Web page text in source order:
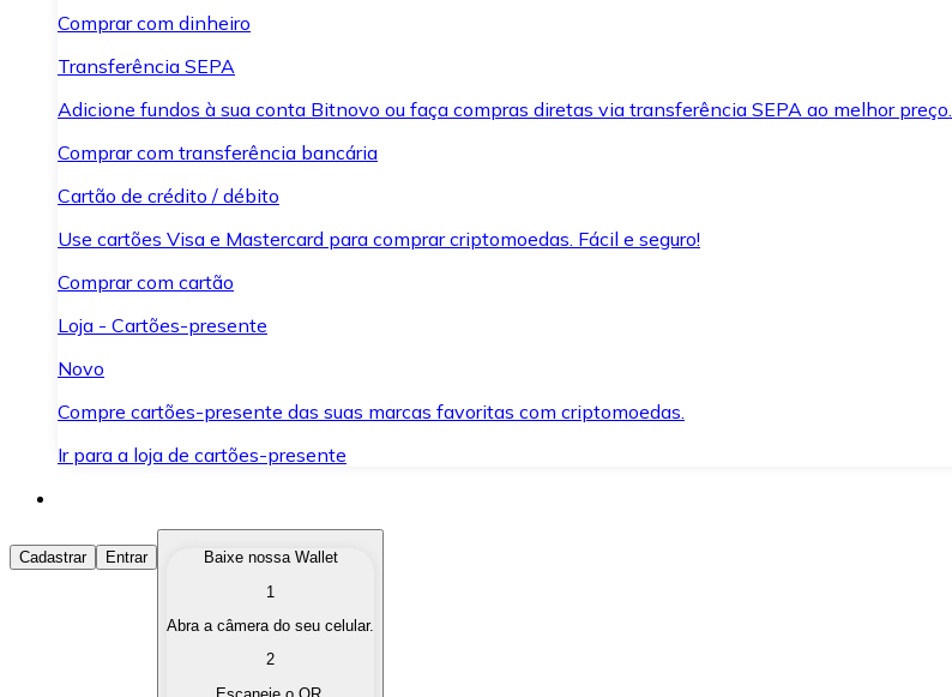
Comprar com dinheiro
Transferência SEPA
Adicione fundos à sua conta Bitnovo ou faça compras diretas via transferência SEPA ao melhor preço.
Comprar com transferência bancária
Cartão de crédito / débito
Use cartões Visa e Mastercard para comprar criptomoedas. Fácil e seguro!
Comprar com cartão
Loja - Cartões-presente
Novo
Compre cartões-presente das suas marcas favoritas com criptomoedas.
Ir para a loja de cartões-presente
Comprar Criptomoedas
Compre as criptomoedas de seu interesse de forma rápida e segura.
Converta suas criptomoedas em moeda fiduciária quando precisar.
Cadastrar Entrar
Baixe nossa Wallet
1
Abra a câmera do seu celular.
2